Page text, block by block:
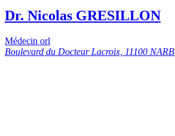
Dr. Nicolas GRESILLON
Médecin orl
Boulevard du Docteur Lacroix, 11100